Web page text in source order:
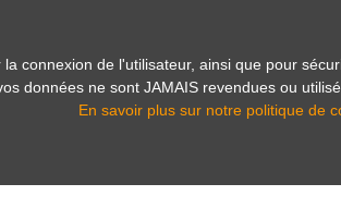
connexion de l'utilisateur, ainsi que pour
données ne sont JAMAIS revendues ou
En savoir plus sur notre politique de